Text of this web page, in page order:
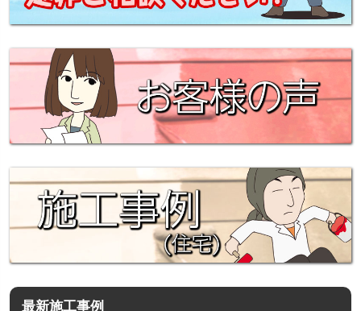
最新施工事例